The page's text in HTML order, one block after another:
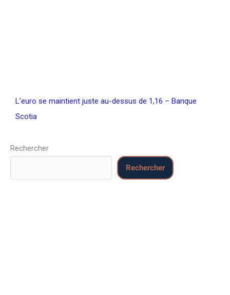
L’euro se maintient juste au-dessus de 1,16 – Banque
Scotia
Rechercher
Rechercher